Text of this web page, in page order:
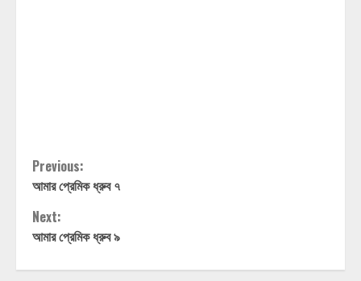
Continue
Reading
Previous:
আমার প্রেমিক ধ্রুব ৭
Next:
আমার প্রেমিক ধ্রুব ৯